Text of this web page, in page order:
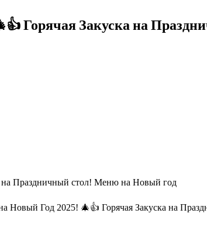
Горячая Закуска на
Новый Год 2025! 🎄👍 Горячая Закуска на